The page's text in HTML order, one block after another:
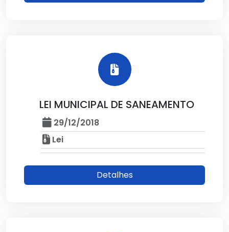
LEI MUNICIPAL DE SANEAMENTO
29/12/2018
Lei
Detalhes